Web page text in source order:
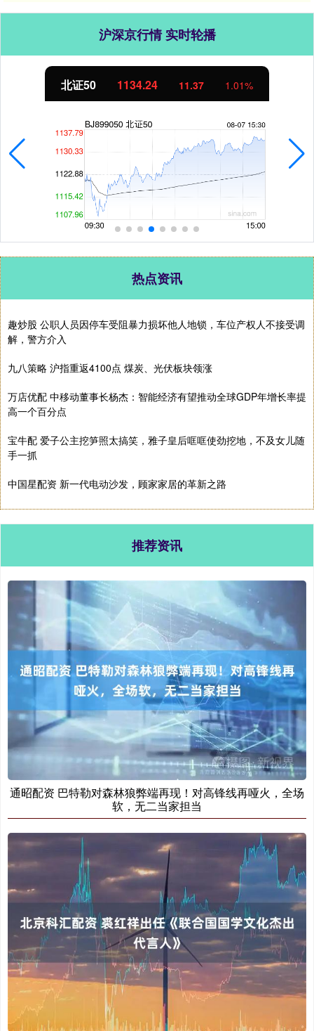
沪深京行情 实时轮播
北证50 1134.24 11.37 1.01%
热点资讯
趣炒股 公职人员因停车受阻暴力损坏他人地锁，车位产权人不接受调
解，警方介入
九八策略 沪指重返4100点 煤炭、光伏板块领涨
万店优配 中移动董事长杨杰：智能经济有望推动全球GDP年增长率提
高一个百分点
宝牛配 爱子公主挖笋照太搞笑，雅子皇后哐哐使劲挖地，不及女儿随
手一抓
中国星配资 新一代电动沙发，顾家家居的革新之路
推荐资讯
通昭配资 巴特勒对森林狼弊端再现！对高锋线再哑火，全场
软，无二当家担当